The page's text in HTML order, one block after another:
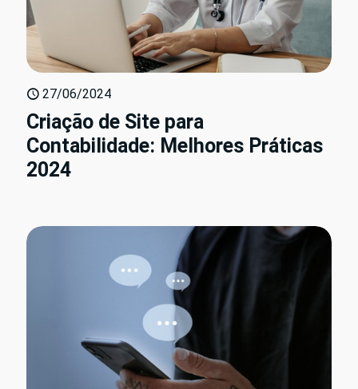
27/06/2024
Criação de Site para
Contabilidade: Melhores Práticas
2024